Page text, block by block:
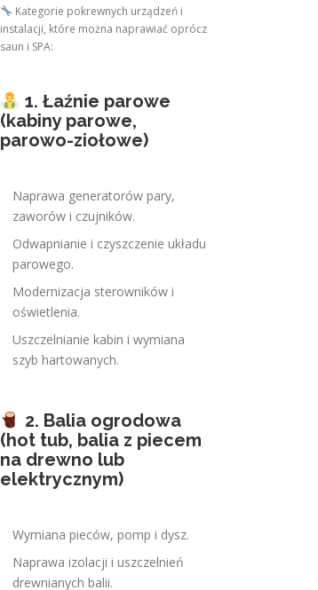
Kategorie pokrewnych urządzeń i
instalacji, które można naprawiać oprócz
saun i SPA:
1. Łaźnie parowe
(kabiny parowe,
parowo-ziołowe)
Naprawa generatorów pary,
zaworów i czujników.
Odwapnianie i czyszczenie układu
parowego.
Modernizacja sterowników i
oświetlenia.
Uszczelnianie kabin i wymiana
szyb hartowanych.
2. Balia ogrodowa
(hot tub, balia z piecem
na drewno lub
elektrycznym)
Wymiana pieców, pomp i dysz.
Naprawa izolacji i uszczelnień
drewnianych balii.